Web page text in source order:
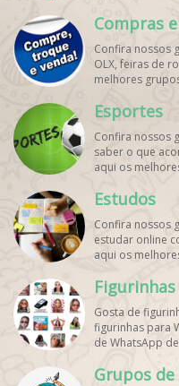
Compras
Confira nossos
OLX, feiras de
melhores
Esportes
Confira nossos
saber o que
aqui os
Estudos
Confira nossos
estudar online
aqui os
Figurinhas
Gosta de
figurinhas para
de WhatsApp
perfil!
Grupos